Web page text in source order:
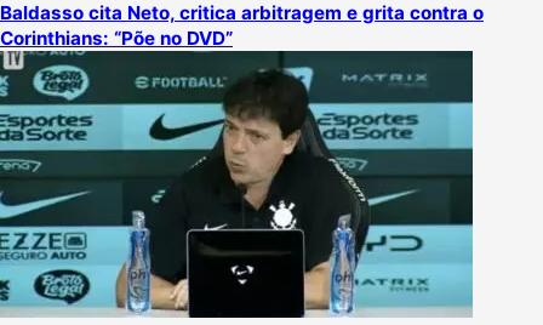
Baldasso cita Neto, critica arbitragem e grita contra o
Corinthians: “Põe no DVD”